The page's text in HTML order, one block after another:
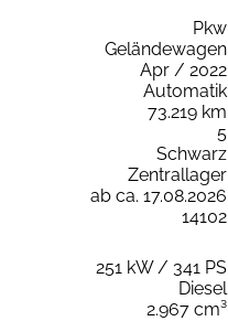
Pkw
Geländewagen
Apr / 2022
Automatik
73.219 km
5
Schwarz
Zentrallager
ab ca. 17.08.2026
14102
251 kW / 341 PS
Diesel
2.967 cm³